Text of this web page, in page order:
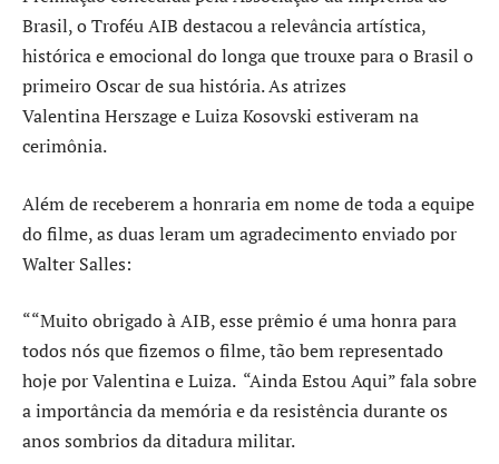
Brasil, o Troféu AIB destacou a relevância artística,
histórica e emocional do longa que trouxe para o Brasil o
primeiro Oscar de sua história. As atrizes
Valentina Herszage e Luiza Kosovski estiveram na
cerimônia.
Além de receberem a honraria em nome de toda a equipe
do filme, as duas leram um agradecimento enviado por
Walter Salles:
““Muito obrigado à AIB, esse prêmio é uma honra para
todos nós que fizemos o filme, tão bem representado
hoje por Valentina e Luiza. “Ainda Estou Aqui” fala sobre
a importância da memória e da resistência durante os
anos sombrios da ditadura militar.